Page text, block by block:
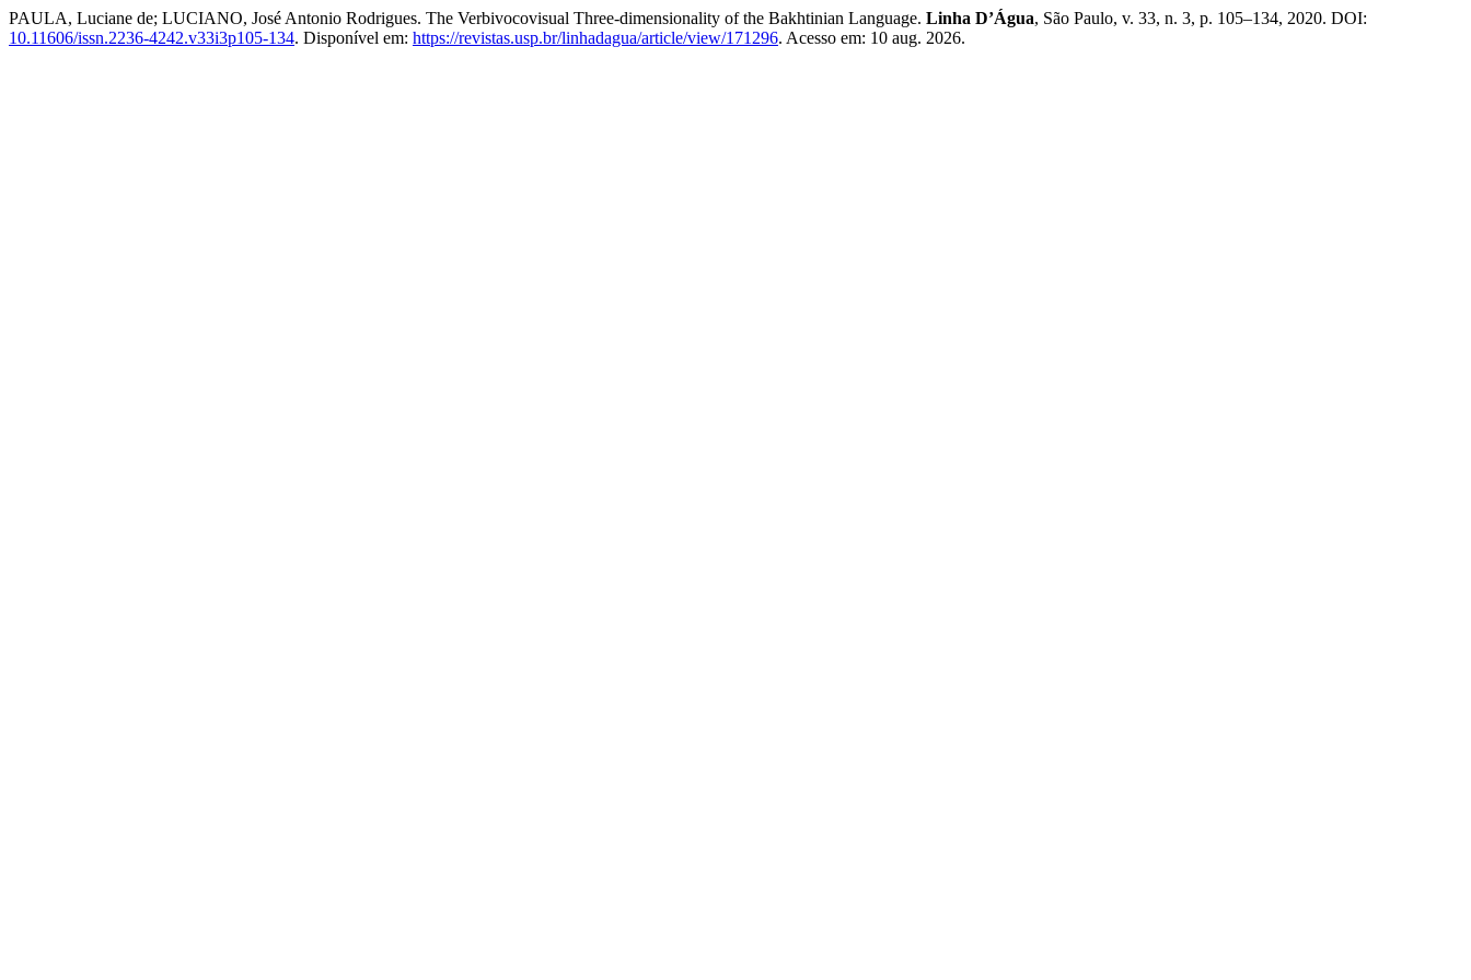
PAULA, Luciane de; LUCIANO, José Antonio Rodrigues. The Verbivocovisual Three-dimensionality of the Bakhtinian Language. Linha D’Água, São Paulo, v. 33, n. 3, p. 105–134, 2020. DOI:
10.11606/issn.2236-4242.v33i3p105-134. Disponível em: https://revistas.usp.br/linhadagua/article/view/171296. Acesso em: 10 aug. 2026.